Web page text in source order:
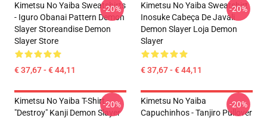
Kimetsu No Yaiba Sweatshirts
- Iguro Obanai Pattern Demon
Slayer Storeandise Demon
Slayer Store
€ 37,67 - € 44,11
-20%
Kimetsu No Yaiba Sweatshirt
Inosuke Cabeça De Javali
Demon Slayer Loja Demon
Slayer
€ 37,67 - € 44,11
-20%
Kimetsu No Yaiba T-Shirt -
"Destroy" Kanji Demon Slayer
-20%
Kimetsu No Yaiba
Capuchinhos - Tanjiro Pullover
-20%